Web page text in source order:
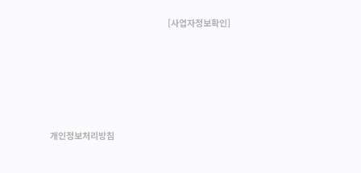
[사업자정보확인]
개인정보처리방침